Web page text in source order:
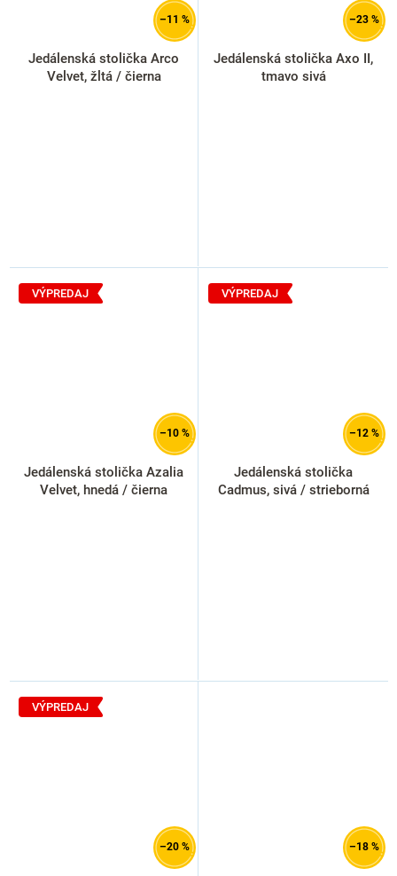
–11 %
Jedálenská stolička Arco
Velvet, žltá / čierna
–23 %
Jedálenská stolička Axo II,
tmavo sivá
VÝPREDAJ
–10 %
Jedálenská stolička Azalia
Velvet, hnedá / čierna
VÝPREDAJ
–12 %
Jedálenská stolička
Cadmus, sivá / strieborná
VÝPREDAJ
–20 % –18 %